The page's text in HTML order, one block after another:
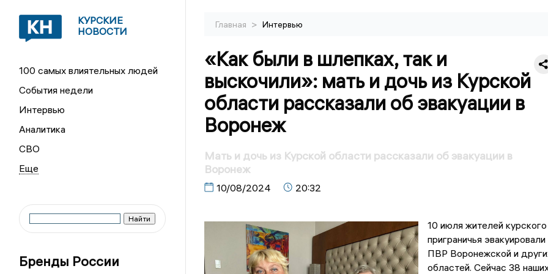
КУРСКИЕ
НОВОСТИ
100 самых влиятельных людей
События недели
Интервью
Аналитика
СВО
Бренды России
Главная > Интервью
«Как были в шлепках, так и
выскочили»: мать и дочь из Курской
области рассказали об эвакуации в
Воронеж
Мать и дочь из Курской области рассказали об эвакуации в
Воронеж
10/08/2024 20:32
10 июля жителей курского
приграничья эвакуировали
ПВР Воронежской и
областей. Сейчас 38